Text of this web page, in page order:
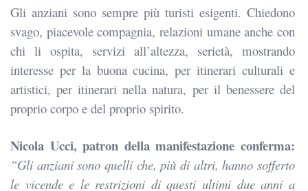
Gli anziani sono sempre più turisti esigenti. Chiedono
svago, piacevole compagnia, relazioni umane anche con
chi li ospita, servizi all’altezza, serietà, mostrando
interesse per la buona cucina, per itinerari culturali e
artistici, per itinerari nella natura, per il benessere del
proprio corpo e del proprio spirito.
Nicola Ucci, patron della manifestazione conferma:
“Gli anziani sono quelli che, più di altri, hanno sofferto
le vicende e le restrizioni di questi ultimi due anni a